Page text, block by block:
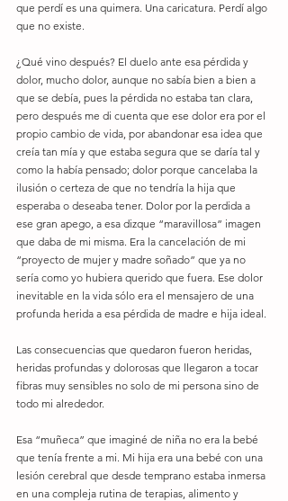
que perdí es una quimera. Una caricatura. Perdí algo
que no existe.
¿Qué vino después? El duelo ante esa pérdida y
dolor, mucho dolor, aunque no sabía bien a bien a
que se debía, pues la pérdida no estaba tan clara,
pero después me di cuenta que ese dolor era por el
propio cambio de vida, por abandonar esa idea que
creía tan mía y que estaba segura que se daría tal y
como la había pensado; dolor porque cancelaba la
ilusión o certeza de que no tendría la hija que
esperaba o deseaba tener. Dolor por la perdida a
ese gran apego, a esa dizque “maravillosa” imagen
que daba de mi misma. Era la cancelación de mi
“proyecto de mujer y madre soñado” que ya no
sería como yo hubiera querido que fuera. Ese dolor
inevitable en la vida sólo era el mensajero de una
profunda herida a esa pérdida de madre e hija ideal.
Las consecuencias que quedaron fueron heridas,
heridas profundas y dolorosas que llegaron a tocar
fibras muy sensibles no solo de mi persona sino de
todo mi alrededor.
Esa “muñeca” que imaginé de niña no era la bebé
que tenía frente a mi. Mi hija era una bebé con una
lesión cerebral que desde temprano estaba inmersa
en una compleja rutina de terapias, alimento y